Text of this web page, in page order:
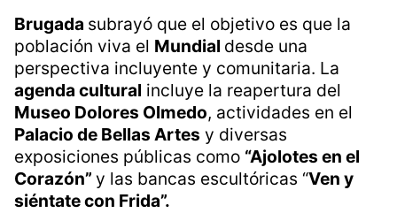
Brugada subrayó que el objetivo es que la
población viva el Mundial desde una
perspectiva incluyente y comunitaria. La
agenda cultural incluye la reapertura del
Museo Dolores Olmedo, actividades en el
Palacio de Bellas Artes y diversas
exposiciones públicas como “Ajolotes en el
Corazón” y las bancas escultóricas “Ven y
siéntate con Frida”.